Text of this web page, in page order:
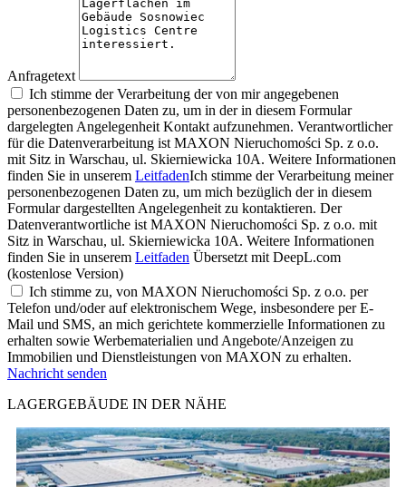
Anfragetext
Ich stimme der Verarbeitung der von mir angegebenen
personenbezogenen Daten zu, um in der in diesem Formular
dargelegten Angelegenheit Kontakt aufzunehmen. Verantwortlicher
für die Datenverarbeitung ist MAXON Nieruchomości Sp. z o.o.
mit Sitz in Warschau, ul. Skierniewicka 10A. Weitere Informationen
finden Sie in unserem LeitfadenIch stimme der Verarbeitung meiner
personenbezogenen Daten zu, um mich bezüglich der in diesem
Formular dargestellten Angelegenheit zu kontaktieren. Der
Datenverantwortliche ist MAXON Nieruchomości Sp. z o.o. mit
Sitz in Warschau, ul. Skierniewicka 10A. Weitere Informationen
finden Sie in unserem Leitfaden Übersetzt mit DeepL.com
(kostenlose Version)
Ich stimme zu, von MAXON Nieruchomości Sp. z o.o. per
Telefon und/oder auf elektronischem Wege, insbesondere per E-
Mail und SMS, an mich gerichtete kommerzielle Informationen zu
erhalten sowie Werbematerialien und Angebote/Anzeigen zu
Immobilien und Dienstleistungen von MAXON zu erhalten.
Nachricht senden
LAGERGEBÄUDE IN DER NÄHE